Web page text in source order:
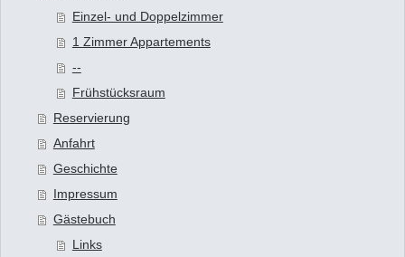
Einzel- und Doppelzimmer
1 Zimmer Appartements
--
Frühstücksraum
Reservierung
Anfahrt
Geschichte
Impressum
Gästebuch
Links